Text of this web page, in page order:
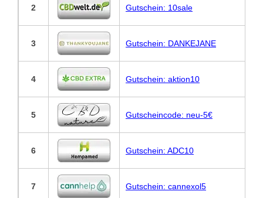
2 Gutschein: 10sale
3 Gutschein: DANKEJANE
4 Gutschein: aktion10
5 Gutscheincode: neu-5€
6 Gutschein: ADC10
7 Gutschein: cannexol5